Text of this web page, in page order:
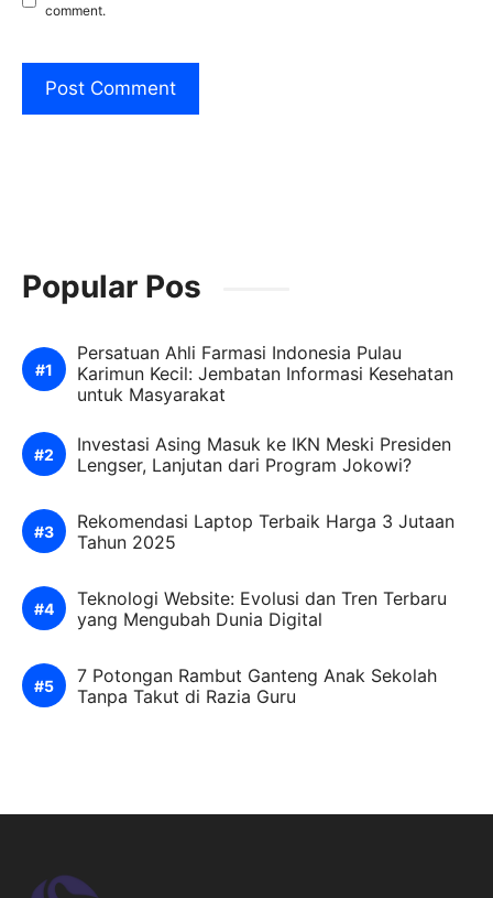
comment.
Popular Pos
Persatuan Ahli Farmasi Indonesia Pulau
Karimun Kecil: Jembatan Informasi Kesehatan
untuk Masyarakat
Investasi Asing Masuk ke IKN Meski Presiden
Lengser, Lanjutan dari Program Jokowi?
Rekomendasi Laptop Terbaik Harga 3 Jutaan
Tahun 2025
Teknologi Website: Evolusi dan Tren Terbaru
yang Mengubah Dunia Digital
7 Potongan Rambut Ganteng Anak Sekolah
Tanpa Takut di Razia Guru